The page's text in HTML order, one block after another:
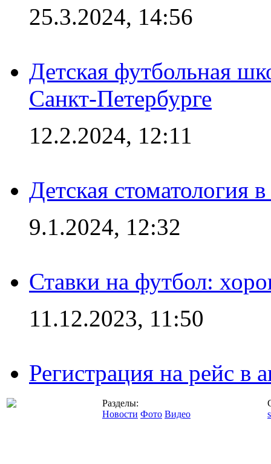
25.3.2024, 14:56
Детская футбольная
Санкт-Петербурге
12.2.2024, 12:11
Детская стоматология
9.1.2024, 12:32
Ставки на футбол:
11.12.2023, 11:50
Регистрация на рейс в
Разделы:
Новости Фото Видео